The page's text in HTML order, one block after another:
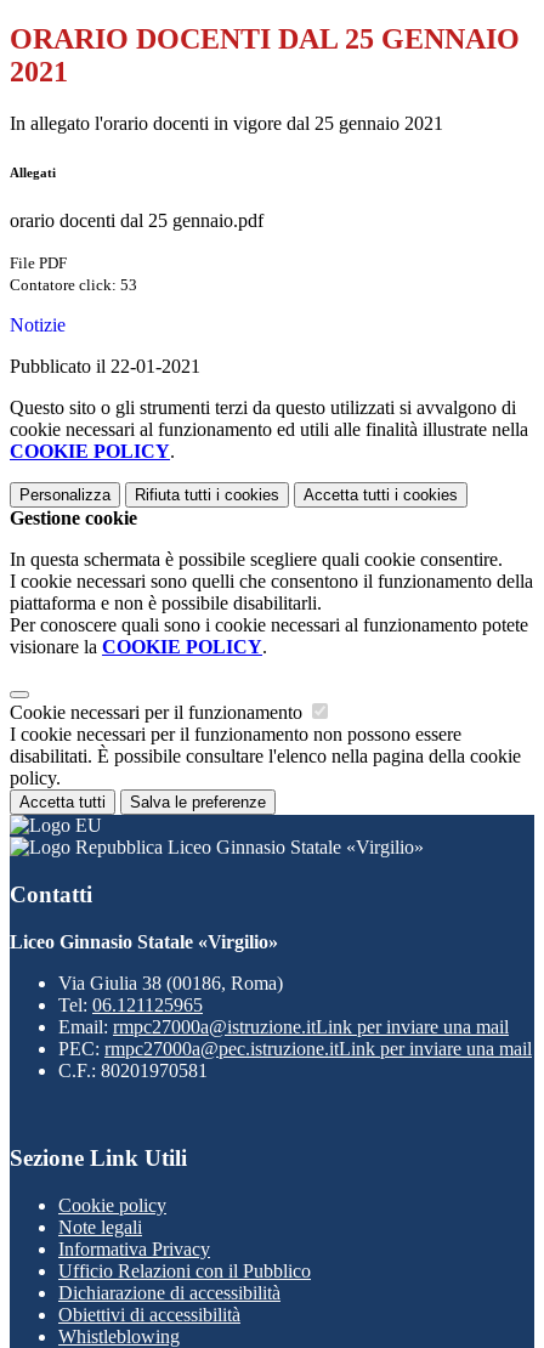
ORARIO DOCENTI DAL 25 GENNAIO
2021
In allegato l'orario docenti in vigore dal 25 gennaio 2021
Allegati
orario docenti dal 25 gennaio.pdf
File PDF
Contatore click: 53
Notizie
Pubblicato il 22-01-2021
Questo sito o gli strumenti terzi da questo utilizzati si avvalgono di
cookie necessari al funzionamento ed utili alle finalità illustrate nella
COOKIE POLICY.
Personalizza Rifiuta tutti i cookies Accetta tutti i cookies
Gestione cookie
In questa schermata è possibile scegliere quali cookie consentire.
I cookie necessari sono quelli che consentono il funzionamento della
piattaforma e non è possibile disabilitarli.
Per conoscere quali sono i cookie necessari al funzionamento potete
visionare la COOKIE POLICY.
Cookie necessari per il funzionamento
I cookie necessari per il funzionamento non possono essere
disabilitati. È possibile consultare l'elenco nella pagina della cookie
policy.
Accetta tutti Salva le preferenze
Liceo Ginnasio Statale «Virgilio»
Contatti
Liceo Ginnasio Statale «Virgilio»
Via Giulia 38 (00186, Roma)
Tel: 06.121125965
Email: rmpc27000a@istruzione.itLink per inviare una mail
PEC: rmpc27000a@pec.istruzione.itLink per inviare una mail
C.F.: 80201970581
Sezione Link Utili
Cookie policy
Note legali
Informativa Privacy
Ufficio Relazioni con il Pubblico
Dichiarazione di accessibilità
Obiettivi di accessibilità
Whistleblowing